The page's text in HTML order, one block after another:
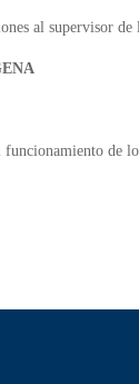
al supervisor
funcionamiento